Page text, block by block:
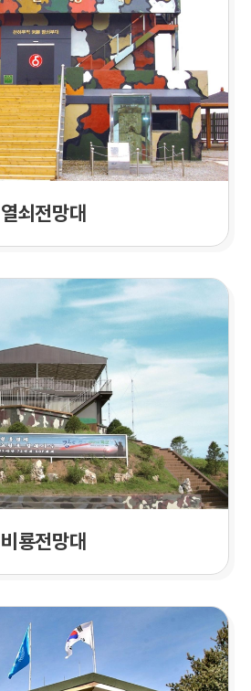
열쇠전망대
비룡전망대